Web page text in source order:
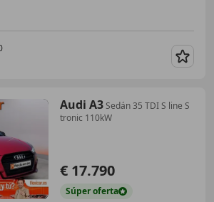
Audi A3Sedán 35 TDI S line S
tronic 110kW
€ 17.790
Súperoferta